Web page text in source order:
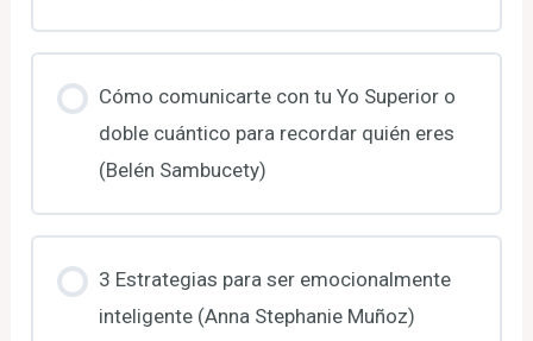
Cómo comunicarte con tu Yo Superior o
doble cuántico para recordar quién eres
(Belén Sambucety)
3 Estrategias para ser emocionalmente
inteligente (Anna Stephanie Muñoz)